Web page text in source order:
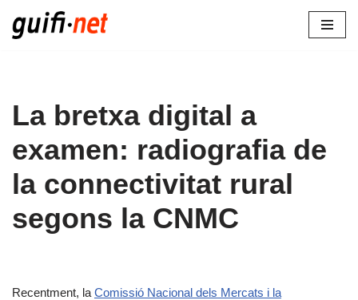
Vés
La bretxa digital a
examen: radiografia de
la connectivitat rural
segons la CNMC
Recentment, la Comissió Nacional dels Mercats i la